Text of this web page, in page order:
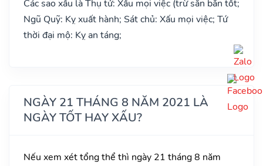
Các sao xấu là Thụ tử: Xấu mọi việc (trừ săn bắn tốt;
Ngũ Quỹ: Kỵ xuất hành; Sát chủ: Xấu mọi việc; Tứ
thời đại mộ: Kỵ an táng;
NGÀY 21 THÁNG 8 NĂM 2021 LÀ
NGÀY TỐT HAY XẤU?
Nếu xem xét tổng thể thì ngày 21 tháng 8 năm